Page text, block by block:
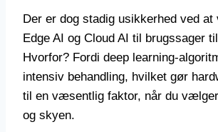
Der er dog stadig usikkerhed ved
Edge AI og Cloud AI til brugssager
Hvorfor? Fordi deep learning-
intensiv behandling, hvilket gør
til en væsentlig faktor, når du
og skyen.